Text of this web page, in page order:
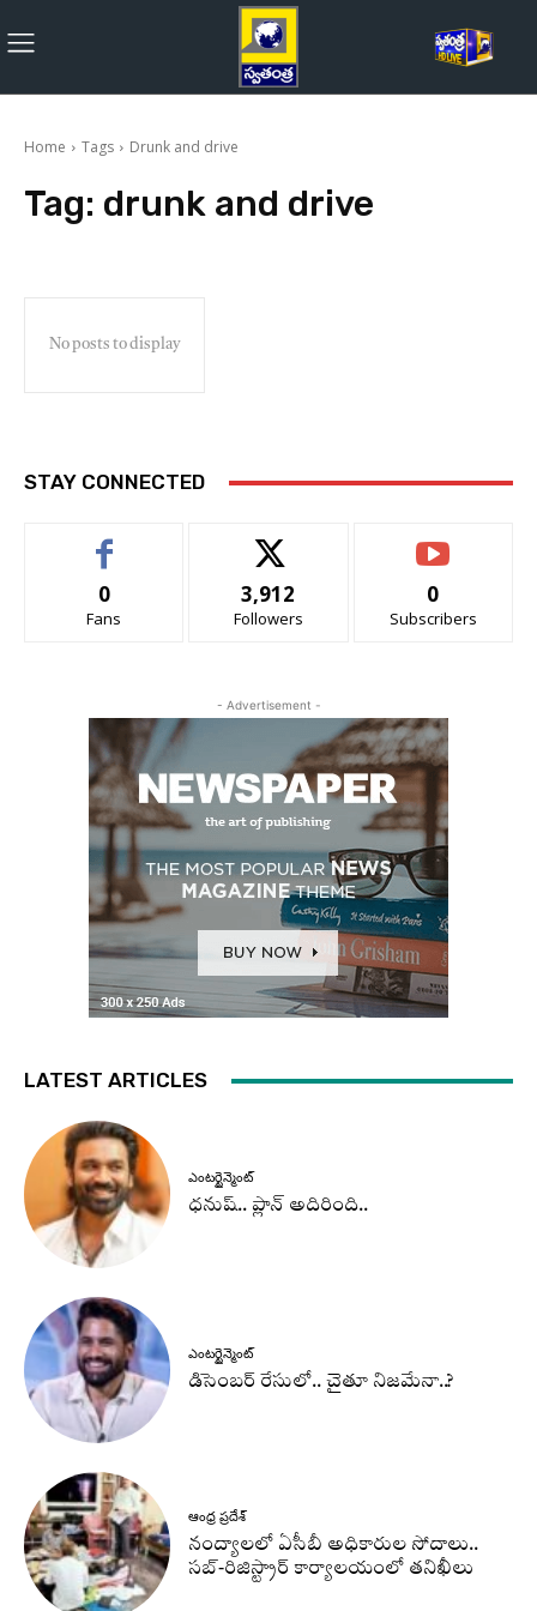
Home Tags Drunk and drive
Tag: drunk and drive
No posts to display
STAY CONNECTED
0
Fans
3,912
Followers
0
Subscribers
- Advertisement -
LATEST ARTICLES
ఎంటర్టైన్మెంట్
ధనుష్‌.. ప్లాన్ అదిరింది..
ఎంటర్టైన్మెంట్
డిసెంబర్ రేసులో.. చైతూ నిజమేనా..?
ఆంధ్ర ప్రదేశ్
నంద్యాలలో ఏసీబీ అధికారుల సోదాలు..
సబ్-రిజిస్ట్రార్ కార్యాలయంలో తనిఖీలు